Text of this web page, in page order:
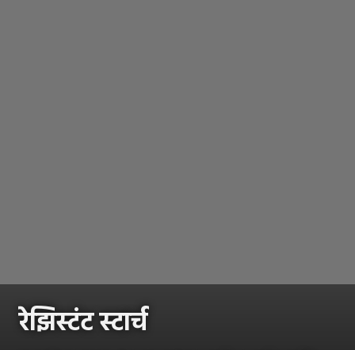
रेझिस्टंट स्टार्च